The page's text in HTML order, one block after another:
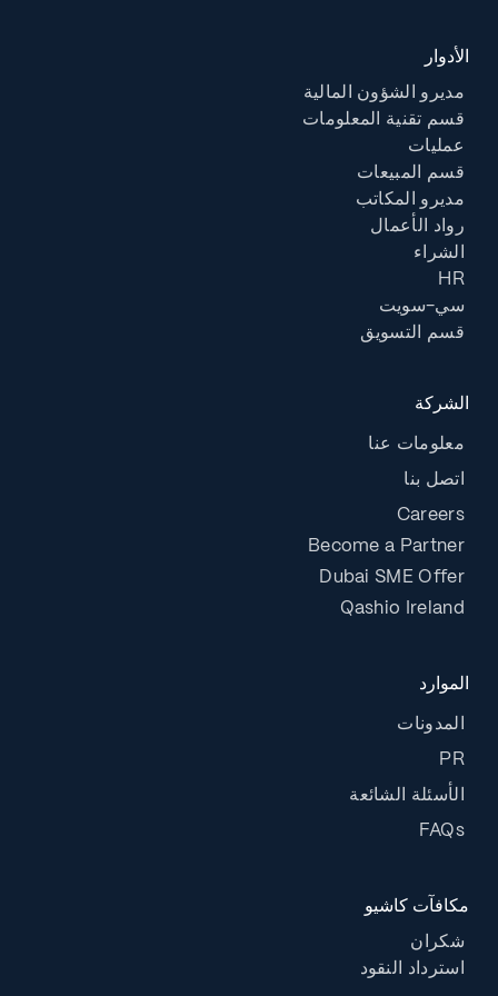
الأدوار
مديرو الشؤون المالية
قسم تقنية المعلومات
عمليات
قسم المبيعات
مديرو المكاتب
رواد الأعمال
الشراء
HR
سي-سويت
قسم التسويق
الشركة
معلومات عنا
اتصل بنا
Careers
Become a Partner
Dubai SME Offer
Qashio Ireland
الموارد
المدونات
PR
الأسئلة الشائعة
FAQs
مكافآت كاشيو
شكران
استرداد النقود